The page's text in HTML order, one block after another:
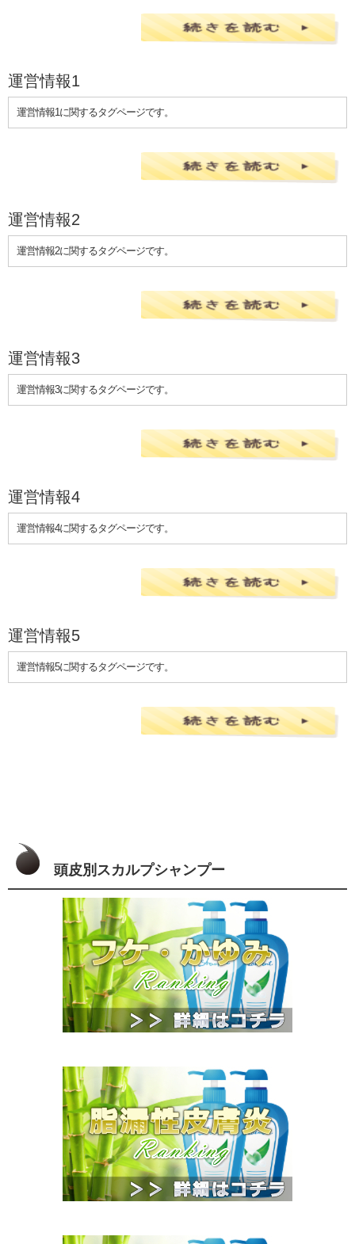
運営情報1
運営情報1に関するタグページです。
運営情報2
運営情報2に関するタグページです。
運営情報3
運営情報3に関するタグページです。
運営情報4
運営情報4に関するタグページです。
運営情報5
運営情報5に関するタグページです。
頭皮別スカルプシャンプー